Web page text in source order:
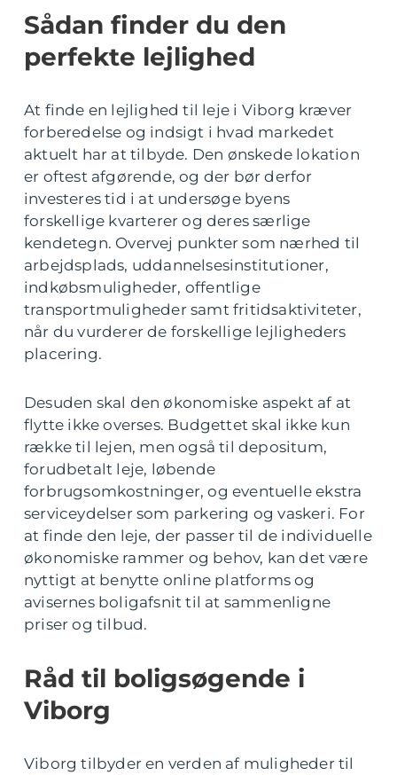
Sådan finder du den
perfekte lejlighed
At finde en lejlighed til leje i Viborg kræver
forberedelse og indsigt i hvad markedet
aktuelt har at tilbyde. Den ønskede lokation
er oftest afgørende, og der bør derfor
investeres tid i at undersøge byens
forskellige kvarterer og deres særlige
kendetegn. Overvej punkter som nærhed til
arbejdsplads, uddannelsesinstitutioner,
indkøbsmuligheder, offentlige
transportmuligheder samt fritidsaktiviteter,
når du vurderer de forskellige lejligheders
placering.
Desuden skal den økonomiske aspekt af at
flytte ikke overses. Budgettet skal ikke kun
række til lejen, men også til depositum,
forudbetalt leje, løbende
forbrugsomkostninger, og eventuelle ekstra
serviceydelser som parkering og vaskeri. For
at finde den leje, der passer til de individuelle
økonomiske rammer og behov, kan det være
nyttigt at benytte online platforms og
avisernes boligafsnit til at sammenligne
priser og tilbud.
Råd til boligsøgende i
Viborg
Viborg tilbyder en verden af muligheder til